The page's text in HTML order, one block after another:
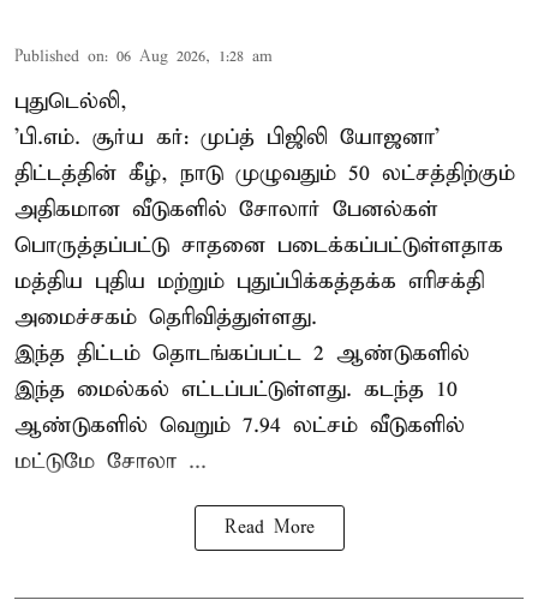
Published on: 06 Aug 2026, 1:28 am
புதுடெல்லி,
'பி.எம். சூர்ய கர்: முப்த் பிஜிலி யோஜனா'
திட்டத்தின் கீழ், நாடு முழுவதும் 50 லட்சத்திற்கும்
அதிகமான வீடுகளில் சோலார் பேனல்கள்
பொருத்தப்பட்டு சாதனை படைக்கப்பட்டுள்ளதாக
மத்திய புதிய மற்றும் புதுப்பிக்கத்தக்க எரிசக்தி
அமைச்சகம் தெரிவித்துள்ளது.
இந்த திட்டம் தொடங்கப்பட்ட 2 ஆண்டுகளில்
இந்த மைல்கல் எட்டப்பட்டுள்ளது. கடந்த 10
ஆண்டுகளில் வெறும் 7.94 லட்சம் வீடுகளில்
மட்டுமே சோலா ...
Read More